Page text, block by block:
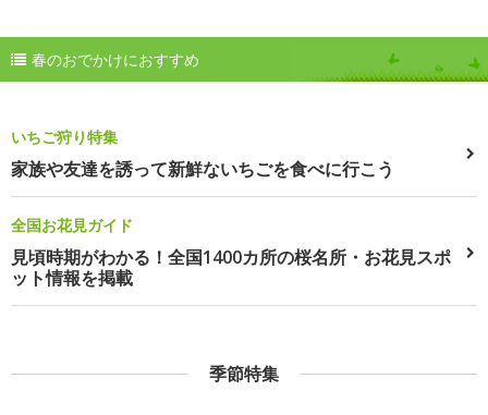
春のおでかけにおすすめ
いちご狩り特集
家族や友達を誘って新鮮ないちごを食べに行こう
全国お花見ガイド
見頃時期がわかる！全国1400カ所の桜名所・お花見スポ
ット情報を掲載
季節特集